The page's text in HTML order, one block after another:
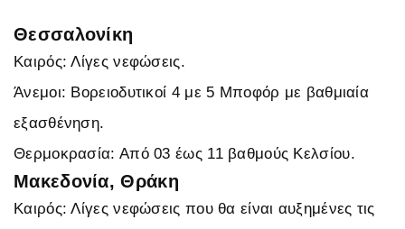
Θεσσαλονίκη
Καιρός: Λίγες νεφώσεις.
Άνεμοι: Βορειοδυτικοί 4 με 5 Μποφόρ με βαθμιαία
εξασθένηση.
Θερμοκρασία: Από 03 έως 11 βαθμούς Κελσίου.
Μακεδονία, Θράκη
Καιρός: Λίγες νεφώσεις που θα είναι αυξημένες τις